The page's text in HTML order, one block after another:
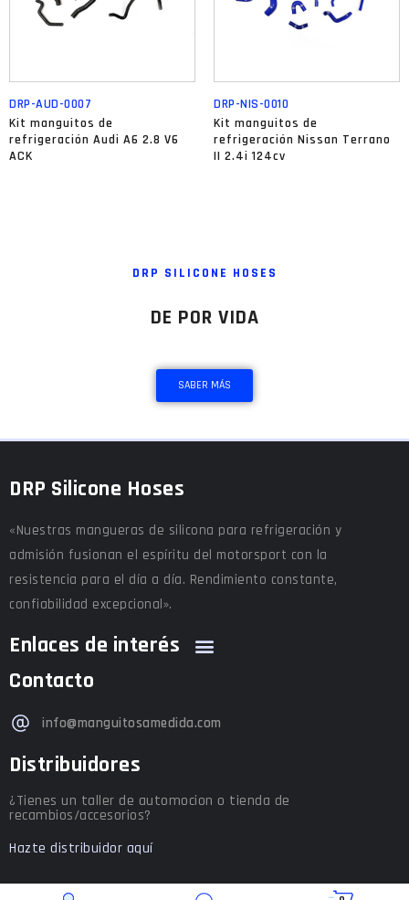
DRP-AUD-0007
Kit manguitos de
refrigeración Audi A6 2.8 V6
ACK
DRP-NIS-0010
Kit manguitos de
refrigeración Nissan Terrano
II 2.4i 124cv
DRP SILICONE HOSES
GARANTÍA
DE POR VIDA
SABER MÁS
DRP Silicone Hoses
«Nuestras mangueras de silicona para refrigeración y
admisión fusionan el espíritu del motorsport con la
resistencia para el día a día. Rendimiento constante,
confiabilidad excepcional».
Enlaces de interés
Contacto
info@manguitosamedida.com
Distribuidores
¿Tienes un taller de automocion o tienda de
recambios/accesorios?
Hazte distribuidor aquí